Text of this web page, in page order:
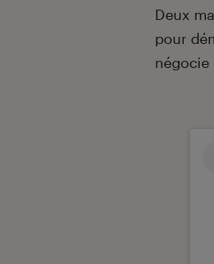
Deux
pour
négocie